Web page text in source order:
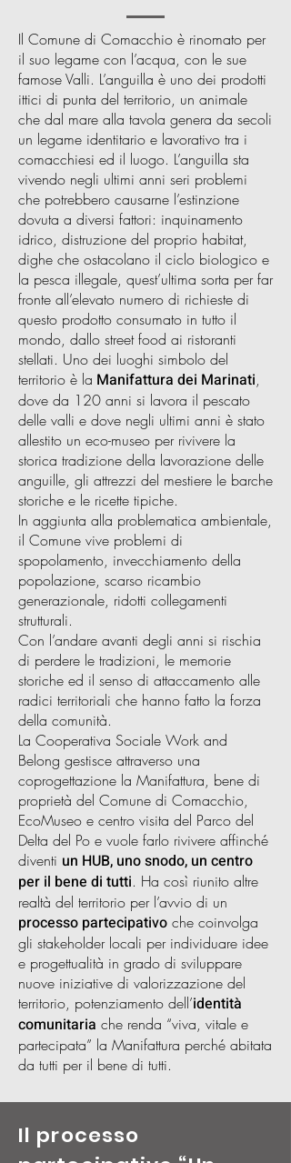
Il Comune di Comacchio è rinomato per
il suo legame con l’acqua, con le sue
famose Valli. L’anguilla è uno dei prodotti
ittici di punta del territorio, un animale
che dal mare alla tavola genera da secoli
un legame identitario e lavorativo tra i
comacchiesi ed il luogo. L’anguilla sta
vivendo negli ultimi anni seri problemi
che potrebbero causarne l’estinzione
dovuta a diversi fattori: inquinamento
idrico, distruzione del proprio habitat,
dighe che ostacolano il ciclo biologico e
la pesca illegale, quest’ultima sorta per far
fronte all’elevato numero di richieste di
questo prodotto consumato in tutto il
mondo, dallo street food ai ristoranti
stellati. Uno dei luoghi simbolo del
territorio è la Manifattura dei Marinati,
dove da 120 anni si lavora il pescato
delle valli e dove negli ultimi anni è stato
allestito un eco-museo per rivivere la
storica tradizione della lavorazione delle
anguille, gli attrezzi del mestiere le barche
storiche e le ricette tipiche.
In aggiunta alla problematica ambientale,
il Comune vive problemi di
spopolamento, invecchiamento della
popolazione, scarso ricambio
generazionale, ridotti collegamenti
strutturali.
Con l’andare avanti degli anni si rischia
di perdere le tradizioni, le memorie
storiche ed il senso di attaccamento alle
radici territoriali che hanno fatto la forza
della comunità.
La Cooperativa Sociale Work and
Belong gestisce attraverso una
coprogettazione la Manifattura, bene di
proprietà del Comune di Comacchio,
EcoMuseo e centro visita del Parco del
Delta del Po e vuole farlo rivivere affinché
diventi un HUB, uno snodo, un centro
per il bene di tutti. Ha così riunito altre
realtà del territorio per l’avvio di un
processo partecipativo che coinvolga
gli stakeholder locali per individuare idee
e progettualità in grado di sviluppare
nuove iniziative di valorizzazione del
territorio, potenziamento dell’identità
comunitaria che renda “viva, vitale e
partecipata” la Manifattura perché abitata
da tutti per il bene di tutti.
Il processo